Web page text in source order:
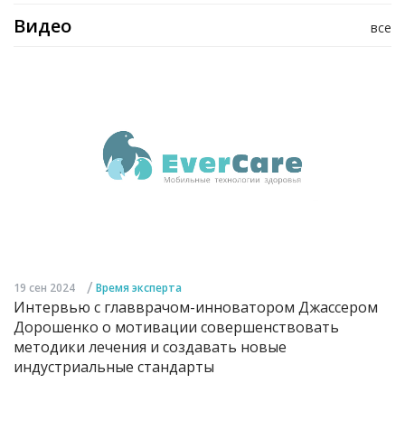
все
Видео
19 сен 2024 / Время эксперта
Интервью с главврачом-инноватором Джассером
Дорошенко о мотивации совершенствовать
методики лечения и создавать новые
индустриальные стандарты